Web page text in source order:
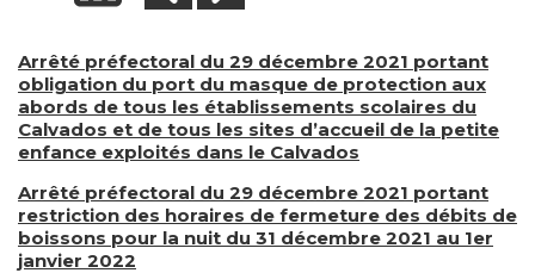
Arrêté préfectoral du 29 décembre 2021 portant
obligation du port du masque de protection aux
abords de tous les établissements scolaires du
Calvados et de tous les sites d’accueil de la petite
enfance exploités dans le Calvados
Arrêté préfectoral du 29 décembre 2021 portant
restriction des horaires de fermeture des débits de
boissons pour la nuit du 31 décembre 2021 au 1er
janvier 2022